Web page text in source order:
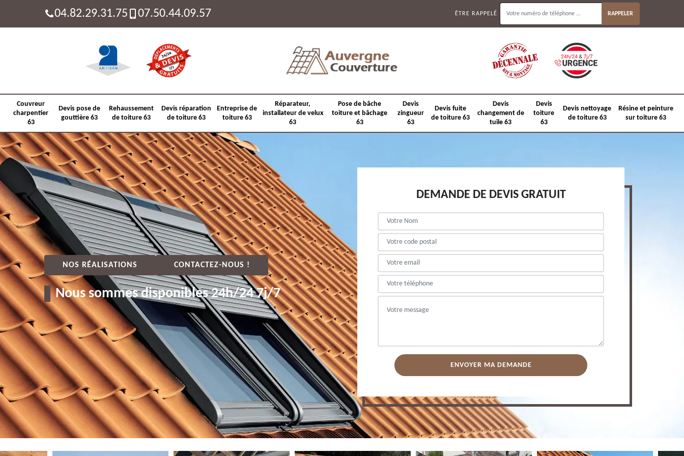
04.82.29.31.75 07.50.44.09.57 ÊTRE RAPPELÉ
Couvreur
charpentier
63
Devis pose de
gouttière 63
Rehaussement
de toiture 63
Devis réparation
de toiture 63
Entreprise de
toiture 63
Réparateur,
installateur de velux
63
Pose de bâche
toiture et bâchage
63
Devis
zingueur
63
Devis fuite
de toiture 63
Devis
changement de
tuile 63
Devis
toiture
63
Devis nettoyage
de toiture 63
Résine et peinture
sur toiture 63
NOS RÉALISATIONS CONTACTEZ-NOUS !
Nous sommes disponibles 24h/24 7j/7
DEMANDE DE DEVIS GRATUIT